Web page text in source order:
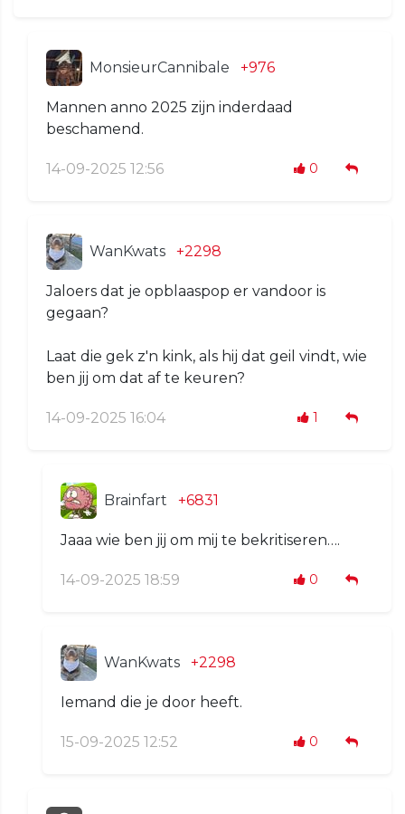
MonsieurCannibale +976
Mannen anno 2025 zijn inderdaad
beschamend.
14-09-2025 12:56 0
WanKwats +2298
Jaloers dat je opblaaspop er vandoor is
gegaan?
Laat die gek z'n kink, als hij dat geil vindt, wie
ben jij om dat af te keuren?
14-09-2025 16:04 1
Brainfart +6831
Jaaa wie ben jij om mij te bekritiseren….
14-09-2025 18:59 0
WanKwats +2298
Iemand die je door heeft.
15-09-2025 12:52 0